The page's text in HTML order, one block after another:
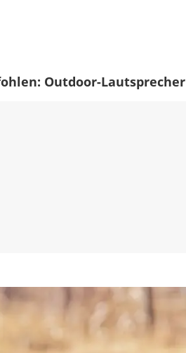
Outdoor-Lautsprecher